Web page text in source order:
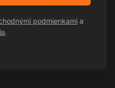
podmienkami a
.